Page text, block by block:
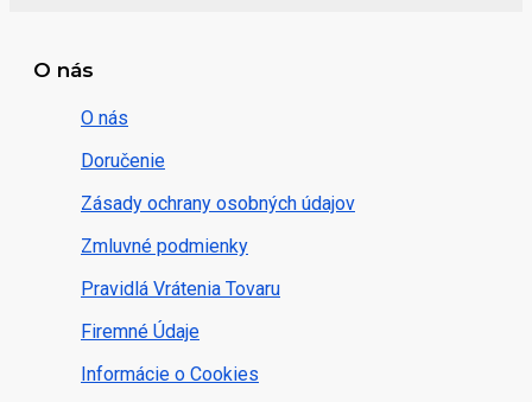
O nás
O nás
Doručenie
Zásady ochrany osobných údajov
Zmluvné podmienky
Pravidlá Vrátenia Tovaru
Firemné Údaje
Informácie o Cookies